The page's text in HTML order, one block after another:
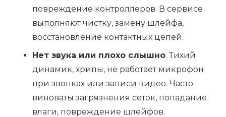
повреждение контроллеров. В сервисе
выполняют чистку, замену шлейфа,
восстановление контактных цепей.
Нет звука или плохо слышно. Тихий
динамик, хрипы, не работает микрофон
при звонках или записи видео. Часто
виноваты загрязнения сеток, попадание
влаги, повреждение шлейфов.